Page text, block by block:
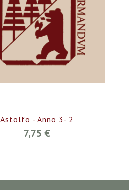
Astolfo - Anno 3- 2
7,75 €